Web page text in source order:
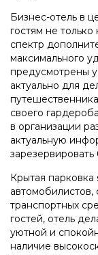
Бизнес-отель в
гостям не
спектр
максимального
предусмотрены
актуально для
своего
в организации
актуальную
Крытая
автомобилистов,
транспортных
гостей, отель
уютной и
наличие